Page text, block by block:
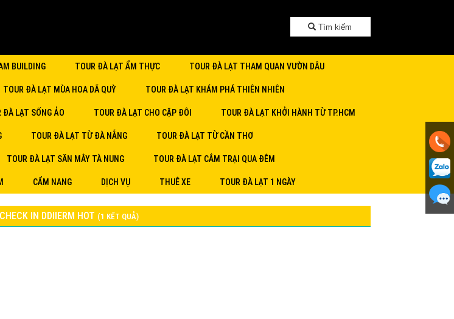
Tìm kiếm
BUILDING TOUR ĐÀ LẠT ẨM THỰC TOUR ĐÀ LẠT THAM QUAN VƯỜN DÂU
TOUR ĐÀ LẠT MÙA HOA DÃ QUỲ TOUR ĐÀ LẠT KHÁM PHÁ THIÊN NHIÊN
ĐÀ LẠT SỐNG ẢO TOUR ĐÀ LẠT CHO CẶP ĐÔI TOUR ĐÀ LẠT KHỞI HÀNH TỪ TP.HCM
TOUR ĐÀ LẠT TỪ ĐÀ NẴNG TOUR ĐÀ LẠT TỪ CẦN THƠ
TOUR ĐÀ LẠT SĂN MÂY TÀ NUNG TOUR ĐÀ LẠT CẮM TRẠI QUA ĐÊM
CẨM NANG DỊCH VỤ THUÊ XE TOUR ĐÀ LẠT 1 NGÀY
CHECK IN DDIIERM HOT (1 KẾT QUẢ)